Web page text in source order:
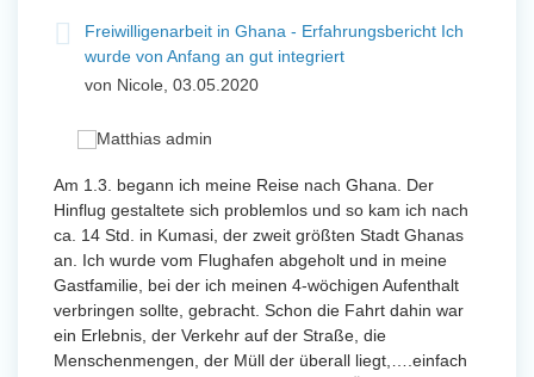
Freiwilligenarbeit in Ghana - Erfahrungsbericht Ich
wurde von Anfang an gut integriert
von Nicole, 03.05.2020
Am 1.3. begann ich meine Reise nach Ghana. Der
Hinflug gestaltete sich problemlos und so kam ich nach
ca. 14 Std. in Kumasi, der zweit größten Stadt Ghanas
an. Ich wurde vom Flughafen abgeholt und in meine
Gastfamilie, bei der ich meinen 4-wöchigen Aufenthalt
verbringen sollte, gebracht. Schon die Fahrt dahin war
ein Erlebnis, der Verkehr auf der Straße, die
Menschenmengen, der Müll der überall liegt,….einfach